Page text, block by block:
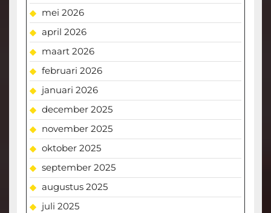
mei 2026
april 2026
maart 2026
februari 2026
januari 2026
december 2025
november 2025
oktober 2025
september 2025
augustus 2025
juli 2025